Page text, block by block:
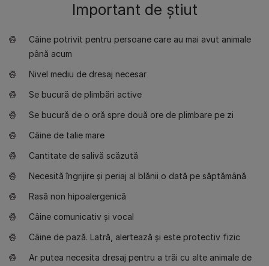
Important de știut
Câine potrivit pentru persoane care au mai avut animale
până acum
Nivel mediu de dresaj necesar
Se bucură de plimbări active
Se bucură de o oră spre două ore de plimbare pe zi
Câine de talie mare
Cantitate de salivă scăzută
Necesită îngrijire și periaj al blănii o dată pe săptămână
Rasă non hipoalergenică
Câine comunicativ și vocal
Câine de pază. Latră, alertează și este protectiv fizic
Ar putea necesita dresaj pentru a trăi cu alte animale de